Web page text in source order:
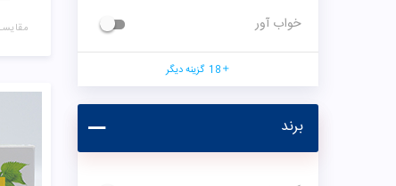
خواب آور
18 گزینه دیگر
برند